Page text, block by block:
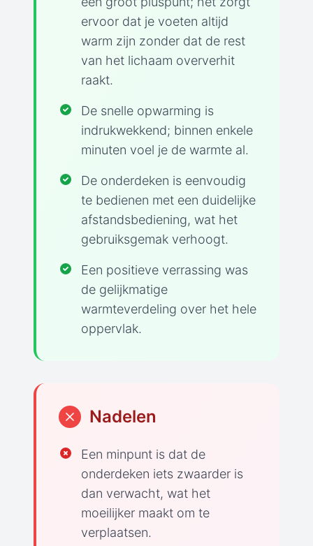
ervoor dat je voeten altijd
warm zijn zonder dat de rest
van het lichaam oververhit
raakt.
De snelle opwarming is
indrukwekkend; binnen enkele
minuten voel je de warmte al.
De onderdeken is eenvoudig
te bedienen met een duidelijke
afstandsbediening, wat het
gebruiksgemak verhoogt.
Een positieve verrassing was
de gelijkmatige
warmteverdeling over het hele
oppervlak.
Nadelen
Een minpunt is dat de
onderdeken iets zwaarder is
dan verwacht, wat het
moeilijker maakt om te
verplaatsen.